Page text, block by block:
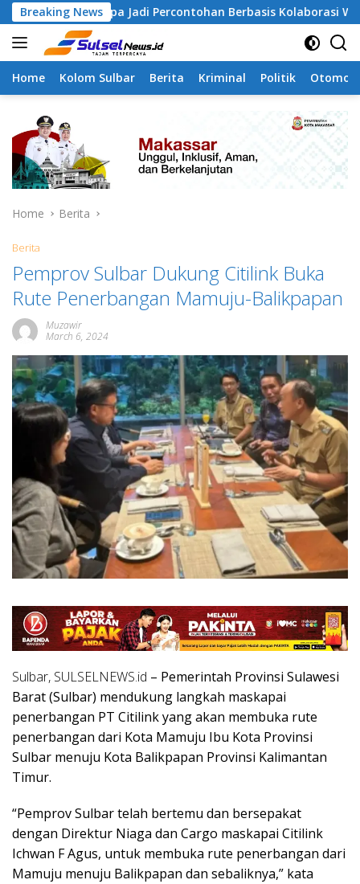
Skip
to
content
Breaking News
Jadi Percontohan Berbasis Kolaborasi Warga
Home Kolom Sulbar Berita Kriminal Politik
Home Berita
Berita
Pemprov Sulbar Dukung Citilink Buka
Rute Penerbangan Mamuju-Balikpapan
Muzawir
March 6, 2024
Sulbar, SULSELNEWS.id – Pemerintah Provinsi Sulawesi
Barat (Sulbar) mendukung langkah maskapai
penerbangan PT Citilink yang akan membuka rute
penerbangan dari Kota Mamuju Ibu Kota Provinsi
Sulbar menuju Kota Balikpapan Provinsi Kalimantan
Timur.
“Pemprov Sulbar telah bertemu dan bersepakat
dengan Direktur Niaga dan Cargo maskapai Citilink
Ichwan F Agus, untuk membuka rute penerbangan dari
Mamuju menuju Balikpapan dan sebaliknya,” kata